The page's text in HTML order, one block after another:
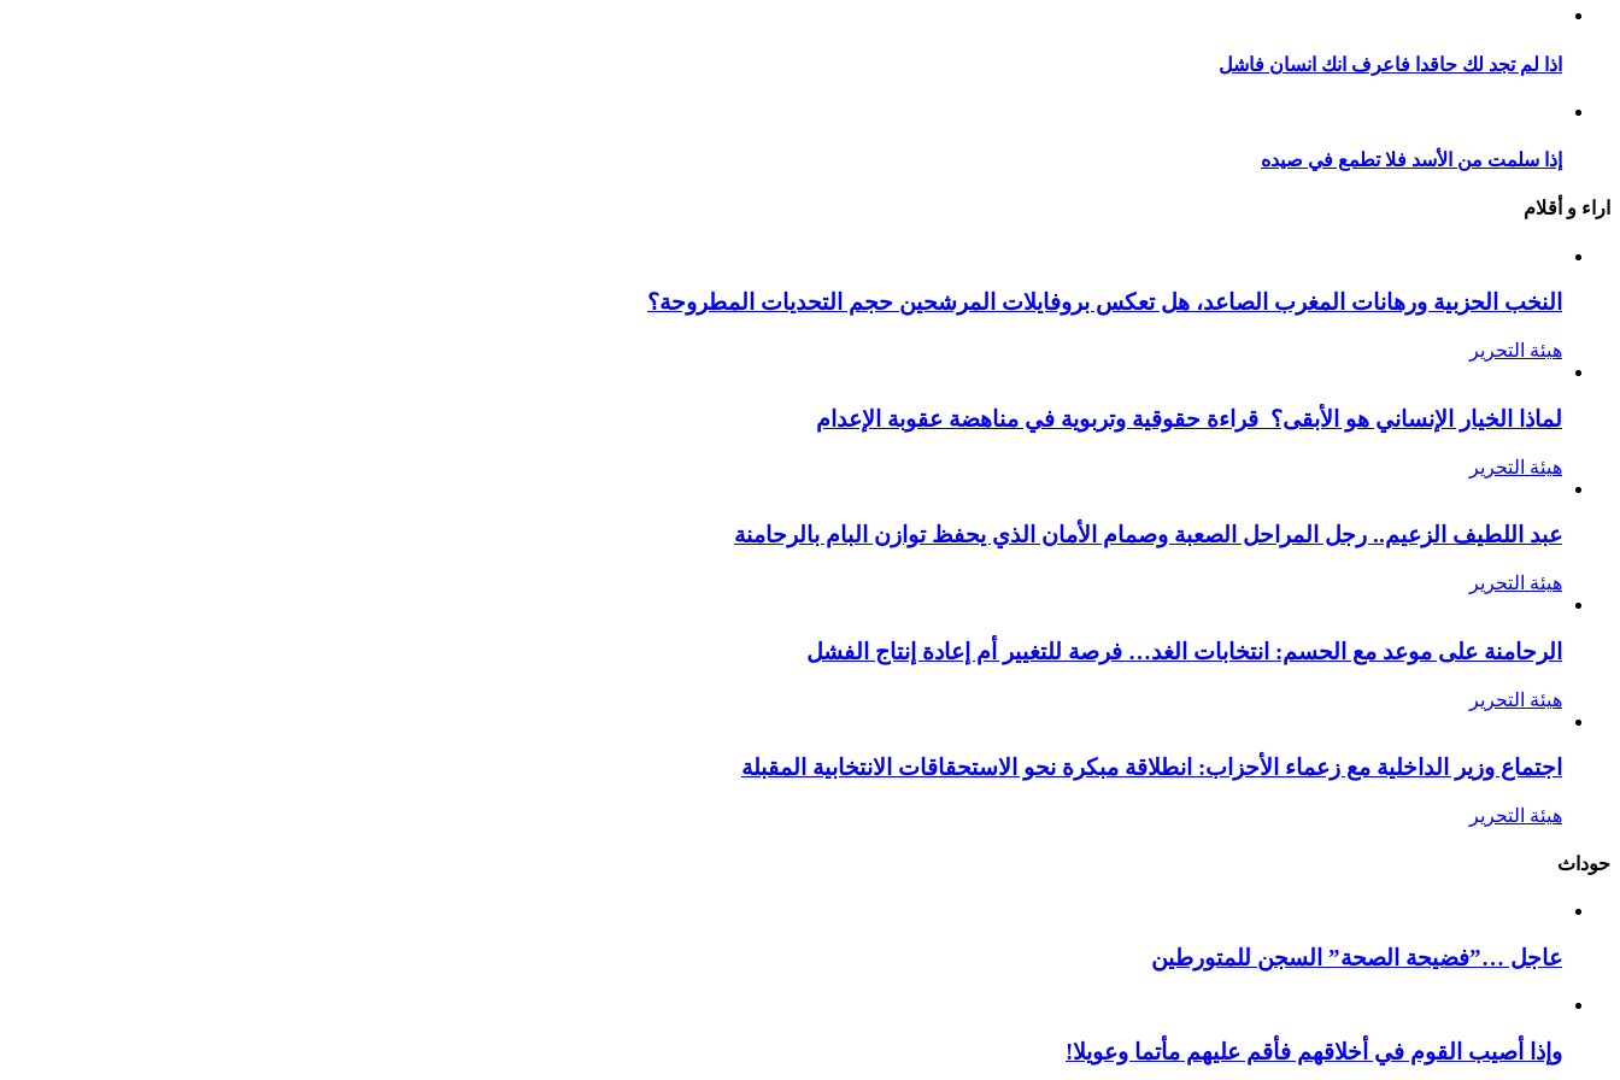
اذا لم تجد لك حاقدا فاعرف انك انسان فاشل
إذا سلمت من الأسد فلا تطمع في صيده
اراء و أقلام
النخب الحزبية ورهانات المغرب الصاعد، هل تعكس بروفايلات المرشحين حجم التحديات المطروحة؟
هيئة التحرير
لماذا الخيار الإنساني هو الأبقى؟ قراءة حقوقية وتربوية في مناهضة عقوبة الإعدام
هيئة التحرير
عبد اللطيف الزعيم.. رجل المراحل الصعبة وصمام الأمان الذي يحفظ توازن البام بالرحامنة
هيئة التحرير
الرحامنة على موعد مع الحسم: انتخابات الغد… فرصة للتغيير أم إعادة إنتاج الفشل
هيئة التحرير
اجتماع وزير الداخلية مع زعماء الأحزاب: انطلاقة مبكرة نحو الاستحقاقات الانتخابية المقبلة
هيئة التحرير
حوداث
عاجل …”فضيحة الصحة” السجن للمتورطين
وإذا أصيب القوم في أخلاقهم فأقم عليهم مأتما وعويلا!